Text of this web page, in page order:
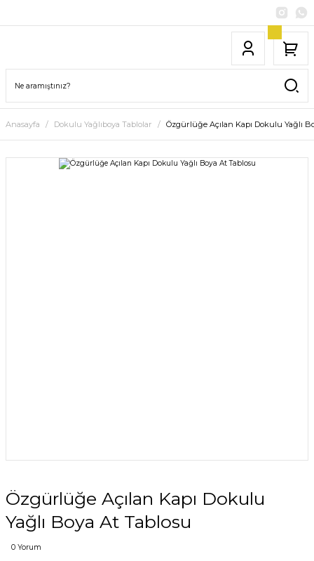
Anasayfa Dokulu Yağlıboya Tablolar Özgürlüğe Açılan Kapı Dokulu Yağlı
Özgürlüğe Açılan Kapı Dokulu
Yağlı Boya At Tablosu
0 Yorum